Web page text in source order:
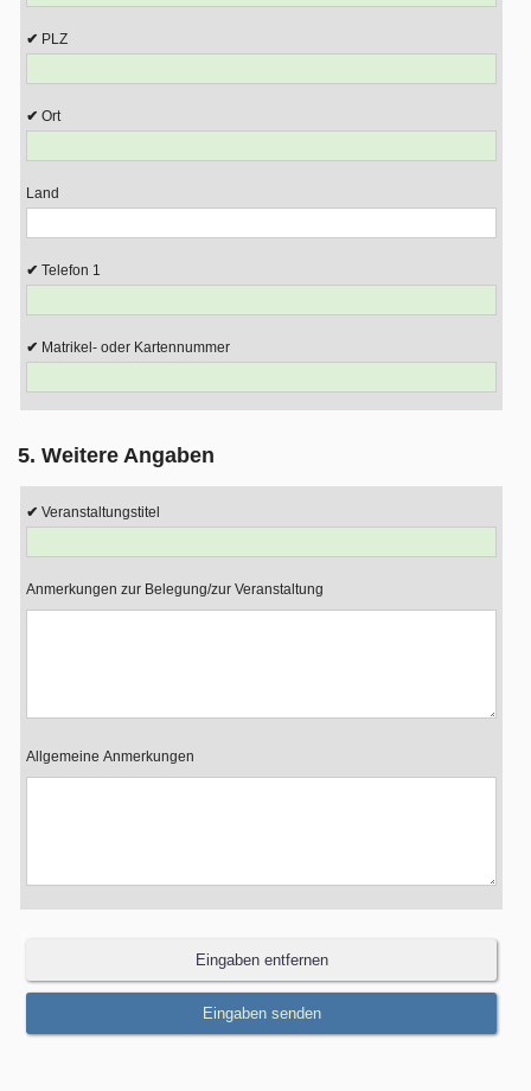
PLZ
Ort
Land
Telefon 1
Matrikel- oder Kartennummer
5. Weitere Angaben
Veranstaltungstitel
Anmerkungen zur Belegung/zur Veranstaltung
Allgemeine Anmerkungen